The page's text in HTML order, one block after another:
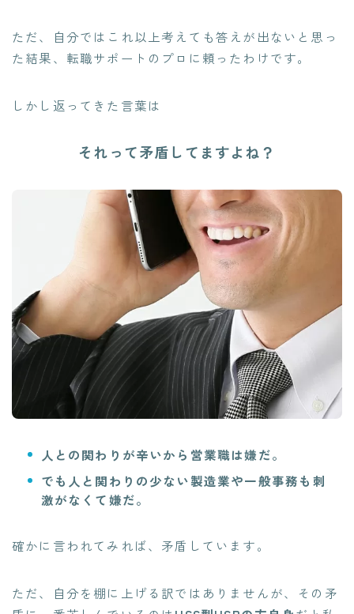
ただ、自分ではこれ以上考えても答えが出ないと思っ
た結果、転職サポートのプロに頼ったわけです。
しかし返ってきた言葉は
それって矛盾してますよね？
人との関わりが辛いから営業職は嫌だ。
でも人と関わりの少ない製造業や一般事務も刺
激がなくて嫌だ。
確かに言われてみれば、矛盾しています。
ただ、自分を棚に上げる訳ではありませんが、
その矛